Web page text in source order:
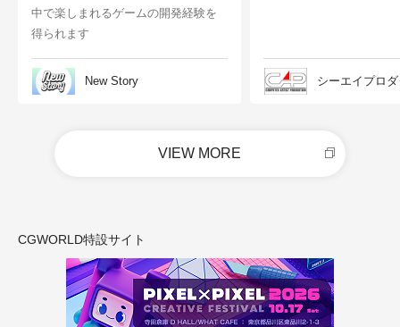
中で楽しまれるゲームの開発経験を
得られます
New Story シーエイプロ
VIEW MORE
CGWORLD特設サイト